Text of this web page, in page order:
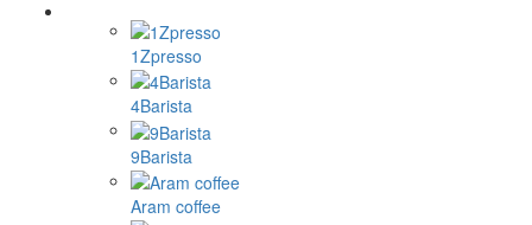
1Zpresso
4Barista
9Barista
Aram coffee